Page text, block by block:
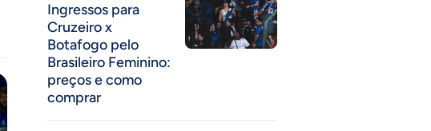
Ingressos para
Cruzeiro x
Botafogo pelo
Brasileiro Feminino:
preços e como
comprar